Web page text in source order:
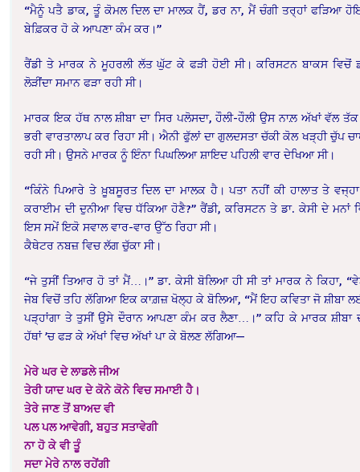
“ਮੈਨੂੰ ਪਤੈ ਡਾਕ, ਤੂੰ ਕੋਮਲ ਦਿਲ ਦਾ ਮਾਲਕ ਹੈਂ, ਡਰ ਨਾ, ਮੈਂ ਚੰਗੀ ਤਰ੍ਹਾਂ ਫੜਿਆ
ਬੇਫ਼ਿਕਰ ਹੋ ਕੇ ਆਪਣਾ ਕੰਮ ਕਰ।”
ਰੈਂਡੀ ਤੇ ਮਾਰਕ ਨੇ ਮੂਹਰਲੀ ਲੱਤ ਘੁੱਟ ਕੇ ਫੜੀ ਹੋਈ ਸੀ। ਕਰਿਸਟਨ ਬਾਕਸ ਵਿਚੋਂ
ਲੋੜੀਂਦਾ ਸਮਾਨ ਫੜਾ ਰਹੀ ਸੀ।
ਮਾਰਕ ਇਕ ਹੱਥ ਨਾਲ ਸ਼ੀਬਾ ਦਾ ਸਿਰ ਪਲੋਸਦਾ, ਹੌਲੀ-ਹੌਲੀ ਉਸ ਨਾਲ਼ ਅੱਖਾਂ ਵੱਲ
ਭਰੀ ਵਾਰਤਾਲਾਪ ਕਰ ਰਿਹਾ ਸੀ। ਐਨੀ ਫੁੱਲਾਂ ਦਾ ਗੁਲਦਸਤਾ ਚੱਕੀ ਕੋਲ ਖੜ੍ਹੀ ਚੁੱਪ
ਰਹੀ ਸੀ। ਉਸਨੇ ਮਾਰਕ ਨੂੰ ਇੰਨਾ ਪਿਘਲਿਆ ਸ਼ਾਇਦ ਪਹਿਲੀ ਵਾਰ ਦੇਖਿਆ ਸੀ।
“ਕਿੰਨੇ ਪਿਆਰੇ ਤੇ ਖ਼ੂਬਸੂਰਤ ਦਿਲ ਦਾ ਮਾਲਕ ਹੈ। ਪਤਾ ਨਹੀਂ ਕੀ ਹਾਲਾਤ ਤੇ
ਕਰਾਈਮ ਦੀ ਦੁਨੀਆ ਵਿਚ ਧੱਕਿਆ ਹੋਣੈ?” ਰੈਂਡੀ, ਕਰਿਸਟਨ ਤੇ ਡਾ. ਕੇਸੀ ਦੇ ਮਨਾਂ
ਇਸ ਸਮੇਂ ਇਕੋ ਸਵਾਲ ਵਾਰ-ਵਾਰ ਉੱਠ ਰਿਹਾ ਸੀ।
ਕੈਥੇਟਰ ਨਬਜ਼ ਵਿਚ ਲੱਗ ਚੁੱਕਾ ਸੀ।
“ਜੇ ਤੁਸੀਂ ਤਿਆਰ ਹੋ ਤਾਂ ਮੈਂ…।” ਡਾ. ਕੇਸੀ ਬੋਲਿਆ ਹੀ ਸੀ ਤਾਂ ਮਾਰਕ ਨੇ ਕਿਹਾ,
ਜੇਬ ਵਿਚੋਂ ਤਹਿ ਲੱਗਿਆ ਇਕ ਕਾਗ਼ਜ਼ ਖੋਲ੍ਹ ਕੇ ਬੋਲਿਆ, “ਮੈਂ ਇਹ ਕਵਿਤਾ ਜੋ ਸ਼ੀਬਾ
ਪੜ੍ਹਾਂਗਾ ਤੇ ਤੁਸੀਂ ਉਸੇ ਦੌਰਾਨ ਆਪਣਾ ਕੰਮ ਕਰ ਲੈਣਾ…।” ਕਹਿ ਕੇ ਮਾਰਕ ਸ਼ੀਬਾ
ਹੱਥਾਂ ’ਚ ਫੜ ਕੇ ਅੱਖਾਂ ਵਿਚ ਅੱਖਾਂ ਪਾ ਕੇ ਬੋਲਣ ਲੱਗਿਆ—
ਮੇਰੇ ਘਰ ਦੇ ਲਾਡਲੇ ਜੀਅ
ਤੇਰੀ ਯਾਦ ਘਰ ਦੇ ਕੋਨੇ ਕੋਨੇ ਵਿਚ ਸਮਾਈ ਹੈ।
ਤੇਰੇ ਜਾਣ ਤੋਂ ਬਾਅਦ ਵੀ
ਪਲ ਪਲ ਆਵੇਗੀ, ਬਹੁਤ ਸਤਾਵੇਗੀ
ਨਾ ਹੋ ਕੇ ਵੀ ਤੂੰ
ਸਦਾ ਮੇਰੇ ਨਾਲ ਰਹੇਂਗੀ